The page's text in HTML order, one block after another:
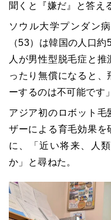
聞くと『嫌だ』と答え
ソウル大学プンダン
（53）は韓国の人口
人が男性型脱毛症と
ったり無償になると
ーするのは不可能です」
アジア初のロボット毛
ザーによる育毛効果を
に、「近い将来、人
か」と尋ねた。